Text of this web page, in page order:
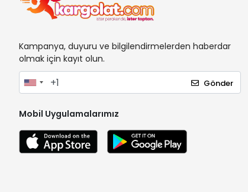
Kampanya, duyuru ve bilgilendirmelerden haberdar
olmak için kayıt olun.
Gönder
Mobil Uygulamalarımız